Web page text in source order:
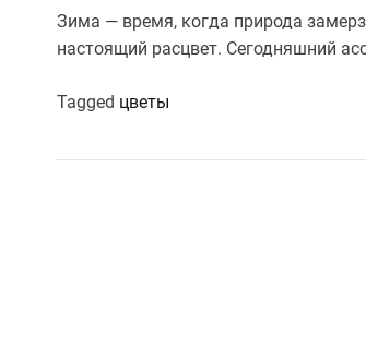
Зима — время, когда природа
настоящий расцвет. Сегодняшний
Tagged цветы